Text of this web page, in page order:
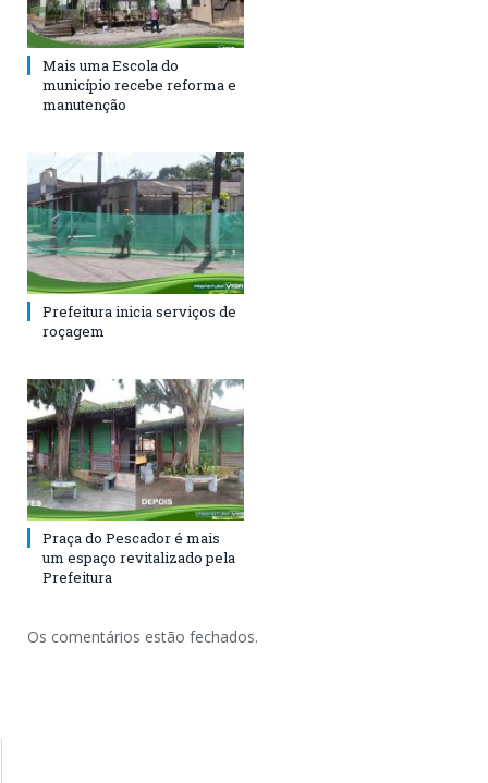
Mais uma Escola do
município recebe reforma e
manutenção
Prefeitura inicia serviços de
roçagem
Praça do Pescador é mais
um espaço revitalizado pela
Prefeitura
Os comentários estão fechados.